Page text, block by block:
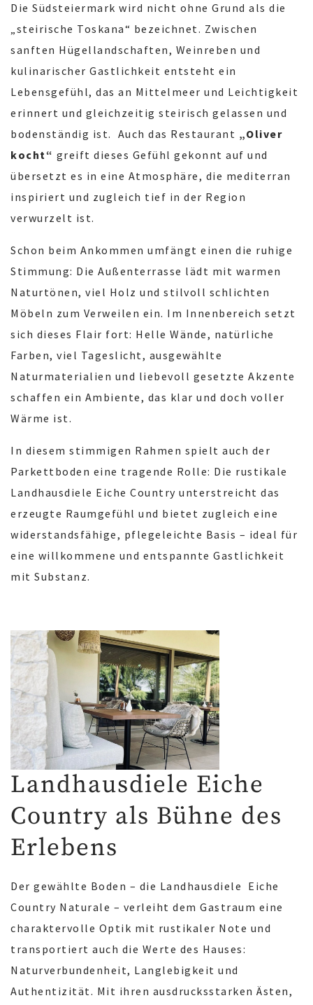
Die Südsteiermark wird nicht ohne Grund als die
„steirische Toskana“ bezeichnet. Zwischen
sanften Hügellandschaften, Weinreben und
kulinarischer Gastlichkeit entsteht ein
Lebensgefühl, das an Mittelmeer und Leichtigkeit
erinnert und gleichzeitig steirisch gelassen und
bodenständig ist. Auch das Restaurant „Oliver
kocht“ greift dieses Gefühl gekonnt auf und
übersetzt es in eine Atmosphäre, die mediterran
inspiriert und zugleich tief in der Region
verwurzelt ist.
Schon beim Ankommen umfängt einen die ruhige
Stimmung: Die Außenterrasse lädt mit warmen
Naturtönen, viel Holz und stilvoll schlichten
Möbeln zum Verweilen ein. Im Innenbereich setzt
sich dieses Flair fort: Helle Wände, natürliche
Farben, viel Tageslicht, ausgewählte
Naturmaterialien und liebevoll gesetzte Akzente
schaffen ein Ambiente, das klar und doch voller
Wärme ist.
In diesem stimmigen Rahmen spielt auch der
Parkettboden eine tragende Rolle: Die rustikale
Landhausdiele Eiche Country unterstreicht das
erzeugte Raumgefühl und bietet zugleich eine
widerstandsfähige, pflegeleichte Basis – ideal für
eine willkommene und entspannte Gastlichkeit
mit Substanz.
Landhausdiele Eiche
Country als Bühne des
Erlebens
Der gewählte Boden – die Landhausdiele Eiche
Country Naturale – verleiht dem Gastraum eine
charaktervolle Optik mit rustikaler Note und
transportiert auch die Werte des Hauses:
Naturverbundenheit, Langlebigkeit und
Authentizität. Mit ihren ausdrucksstarken Ästen,